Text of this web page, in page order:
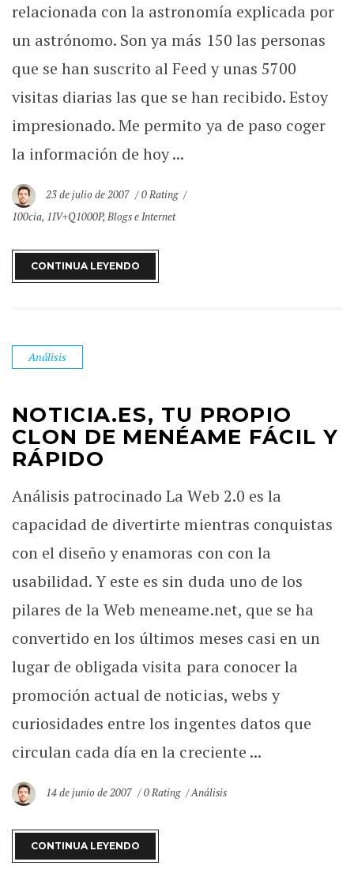
relacionada con la astronomía explicada por
un astrónomo. Son ya más 150 las personas
que se han suscrito al Feed y unas 5700
visitas diarias las que se han recibido. Estoy
impresionado. Me permito ya de paso coger
la información de hoy ...
23 de julio de 2007
0 Rating
100cia, 1IV+Q1000P,Blogs e Internet
CONTINUA LEYENDO
Análisis
NOTICIA.ES, TU PROPIO
CLON DE MENÉAME FÁCIL Y
RÁPIDO
Análisis patrocinado La Web 2.0 es la
capacidad de divertirte mientras conquistas
con el diseño y enamoras con con la
usabilidad. Y este es sin duda uno de los
pilares de la Web meneame.net, que se ha
convertido en los últimos meses casi en un
lugar de obligada visita para conocer la
promoción actual de noticias, webs y
curiosidades entre los ingentes datos que
circulan cada día en la creciente ...
14 de junio de 2007 0 Rating Análisis
CONTINUA LEYENDO